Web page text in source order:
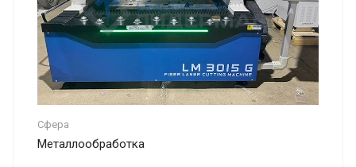
Сфера
Металлообработка